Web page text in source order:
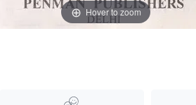
Hover to zoom